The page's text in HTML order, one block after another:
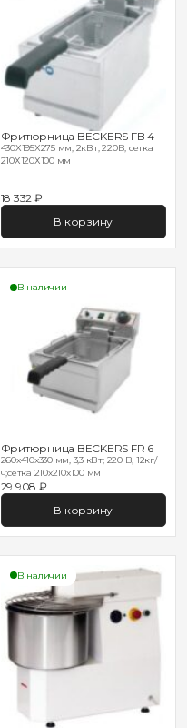
Фритюрница BECKERS FB 4
430X195X275 мм; 2кВт, 220В, сетка
210Х120Х100 мм
18 332 ₽
В корзину
В наличии
Фритюрница BECKERS FR 6
260x410x330 мм, 3,3 кВт; 220 В, 12кг/
ч;сетка 210х210х100 мм
29 908 ₽
В корзину
В наличии